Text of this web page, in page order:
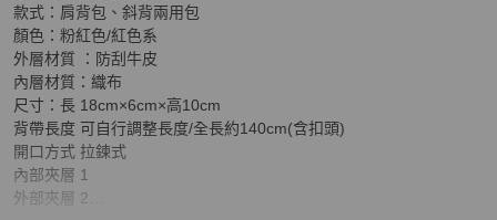
款式：肩背包、斜背兩用包
顏色：粉紅色/紅色系
外層材質 ：防刮牛皮
內層材質：織布
尺寸：長 18cm×6cm×高10cm
背帶長度 可自行調整長度/全長約140cm(含扣頭)
開口方式 拉鍊式
內部夾層 1
外部夾層 2